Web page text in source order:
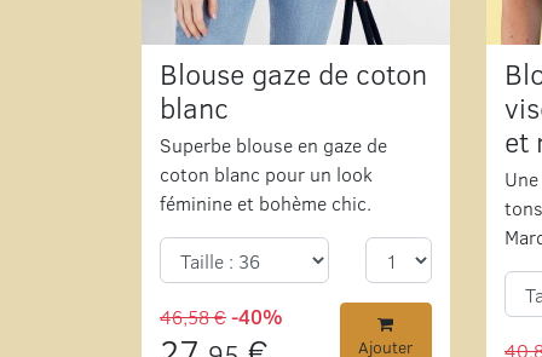
Blouse gaze de coton
blanc
Superbe blouse en gaze de
coton blanc pour un look
féminine et bohème chic.
46,58 €-40%
Ajouter
et